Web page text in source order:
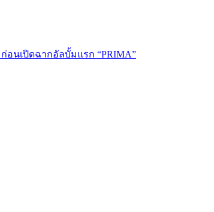
อนเปิดฉากอัลบั้มแรก “PRIMA”